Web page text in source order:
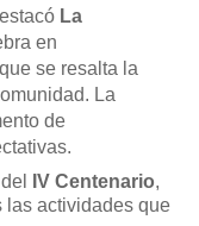
La
en
se resalta la
La
de
IV Centenario,
las actividades que